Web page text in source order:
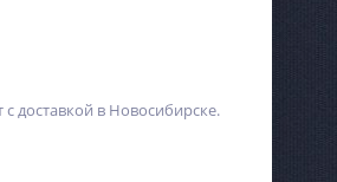
доставкой в Новосибирске.